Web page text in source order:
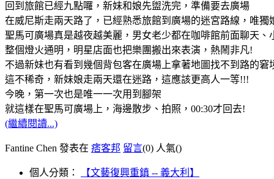
回到旅館已經九點囉，新妹和娘先盥洗完，準備要去廣場
在威尼斯走兩天路了，已經熟悉旅館到廣場的迷宮路線，唯獨
聖馬可廣場真是越夜越美麗，男女老少都在咖啡館前面聊天、
整個燈火通明，明星店面也把樂團搬出來表演，熱鬧非凡!
不過新妹也有看到幾個背包客在廣場上拿著地圖找不到路的窘
這不稀奇，新妹娘走兩天還在迷路，這應該更高人一等!!!
今晚，第一次也是唯一一次用到腳架
就這樣在聖馬可廣場上，海邊散步、拍照，00:30才回去!
(繼續閱讀...)
Fantine Chen 發表在 痞客邦 留言(0) 人氣()
個人分類： 【文藝復興重鎮 -- 義大利】